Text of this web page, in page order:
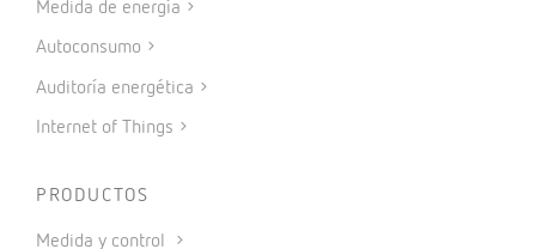
Medida de energía
Autoconsumo
Auditoría energética
Internet of Things
PRODUCTOS
Medida y control